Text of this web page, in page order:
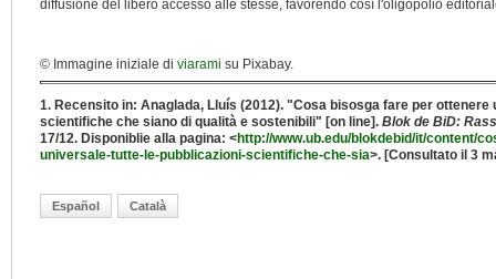
diffusione del libero accesso alle stesse, favorendo cosí l'oligopolio
© Immagine iniziale di viarami su Pixabay.
1. Recensito in: Anaglada, Lluís (2012). "Cosa bisosga fare per
scientifiche che siano di qualità e sostenibili" [on line]. Blok de BiD:
17/12. Disponiblie alla pagina: <http://www.ub.edu/blokdebid/it/content/
universale-tutte-le-pubblicazioni-scientifiche-che-sia>. [Consultato il 3
Español Català